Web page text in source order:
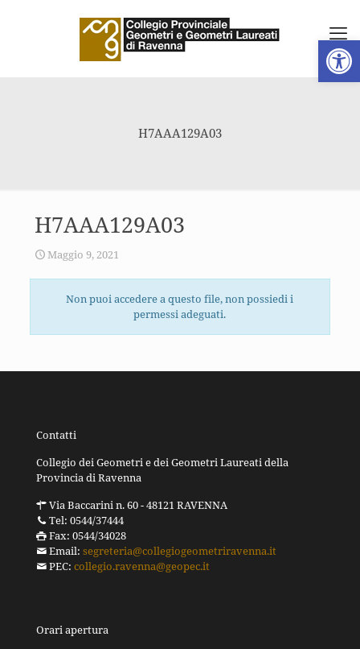
Apri
H7AAA129A03
H7AAA129A03
Maggio 9, 2021
Non puoi accedere a questo file, non possiedi i
permessi adeguati.
Contatti
Collegio dei Geometri e dei Geometri Laureati della
Provincia di Ravenna
Via Baccarini n. 60 - 48121 RAVENNA
Tel: 0544/37444
Fax: 0544/34028
Email: segreteria@collegiogeometriravenna.it
PEC: collegio.ravenna@geopec.it
Orari apertura